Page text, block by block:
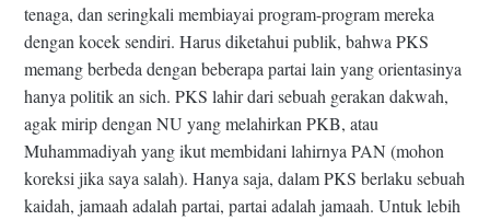
tenaga, dan seringkali membiayai program-program mereka
dengan kocek sendiri. Harus diketahui publik, bahwa PKS
memang berbeda dengan beberapa partai lain yang orientasinya
hanya politik an sich. PKS lahir dari sebuah gerakan dakwah,
agak mirip dengan NU yang melahirkan PKB, atau
Muhammadiyah yang ikut membidani lahirnya PAN (mohon
koreksi jika saya salah). Hanya saja, dalam PKS berlaku sebuah
kaidah, jamaah adalah partai, partai adalah jamaah. Untuk lebih